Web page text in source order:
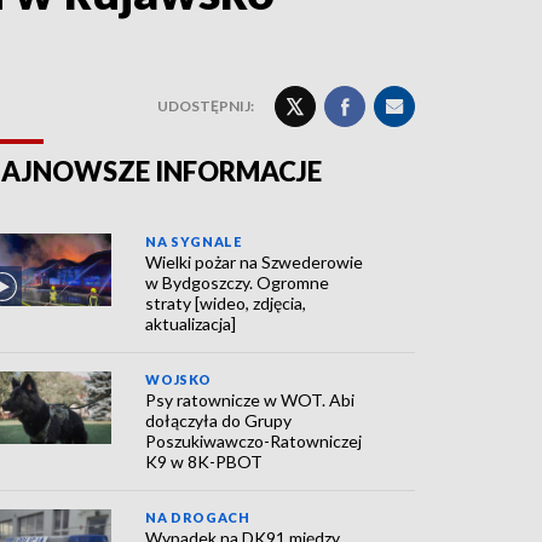
UDOSTĘPNIJ:
INFORMACJE
NA SYGNALE
Wielki pożar na Szwederowie
w Bydgoszczy. Ogromne
straty [wideo, zdjęcia,
aktualizacja]
WOJSKO
Psy ratownicze w WOT. Abi
dołączyła do Grupy
Poszukiwawczo-Ratowniczej
K9 w 8K-PBOT
NA DROGACH
Wypadek na DK91 między